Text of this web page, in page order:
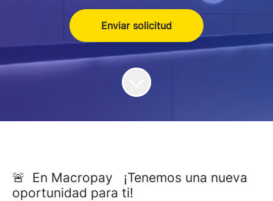
Enviar solicitud
🚨 En Macropay ¡Tenemos una nueva
oportunidad para ti!